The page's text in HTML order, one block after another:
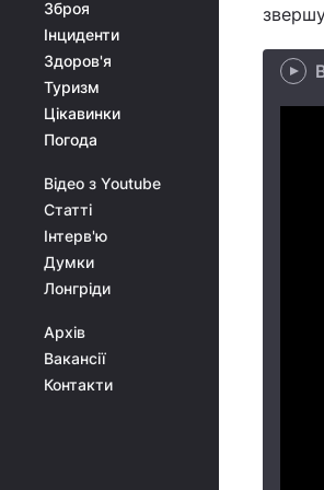
Зброя
Інциденти
Здоров'я
Туризм
Цікавинки
Погода
Відео з Youtube
Статті
Інтерв'ю
Думки
Лонгріди
Архів
Вакансії
Контакти